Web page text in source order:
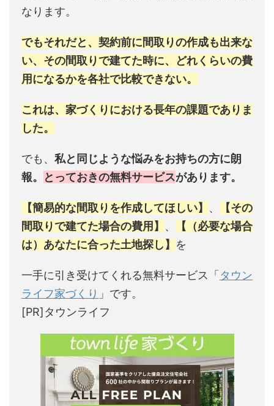
なります。
でもそれだと、契約前に間取りの作成も出来な
い、その間取りで建てた時に、どれくらいの費
用になるかを各社で比較できない。
これは、家づくりにおける長年の課題でありま
した。
でも、 私と同じような悩みをお持ちの方に朗
報。
とっておきの無料サービスがあります。
【簡易的な間取りを作成してほしい】 、
【その
間取りで建てた場合の費用】 、
【（必要な場合
は）あなたに合った土地探し】 を
一手に引き受けてくれる無料サービス「タウン
ライフ家づくり 」です。
[PR]タウンライフ